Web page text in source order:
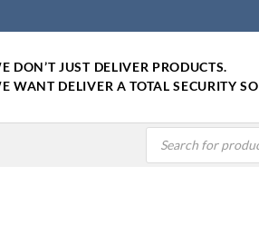
DON’T JUST DELIVER PRODUCTS.
WANT DELIVER A TOTAL SECURITY
Products
search